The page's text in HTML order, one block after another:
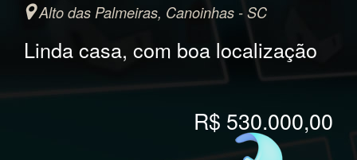
Alto das Palmeiras, Canoinhas - SC
Linda casa, com boa localização
R$ 530.000,00